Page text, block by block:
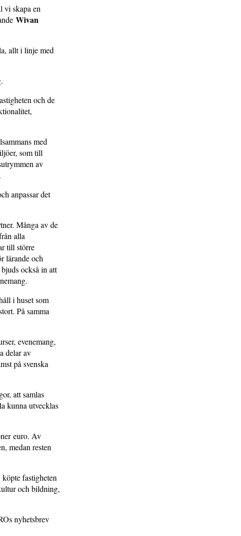
vi skapa en
Wivan
allt i linje med
och de
med
som till
av
anpassar det
Många av de
alla
till större
lärande och
också in att
i huset som
På samma
evenemang,
delar av
på svenska
att samlas
kunna utvecklas
euro. Av
medan resten
fastigheten
och bildning,
nyhetsbrev